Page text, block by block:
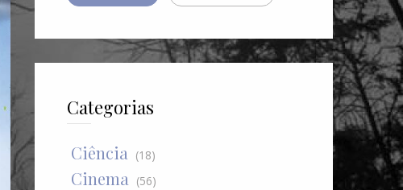
Categorias
Ciência (18)
Cinema (56)